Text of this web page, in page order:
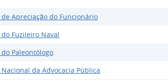
de Apreciação do Funcionário
do Fuzileiro Naval
do Paleontólogo
Nacional da Advocacia Pública